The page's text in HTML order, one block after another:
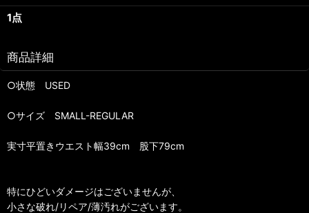
1点
商品詳細
○状態 USED
○サイズ SMALL-REGULAR
実寸平置きウエスト幅39cm 股下79cm
特にひどいダメージはございませんが、
小さな破れ/リペア/薄汚れがございます。